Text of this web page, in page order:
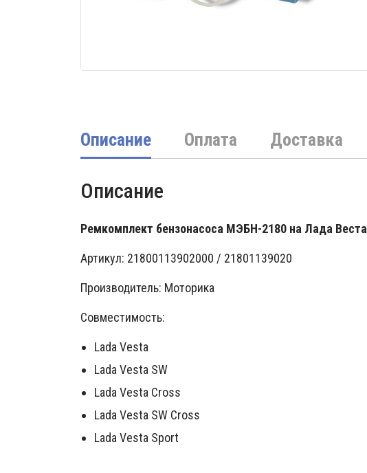
Описание Оплата Доставка
Описание
Ремкомплект бензонасоса МЭБН-2180 на Лада Веста
Артикул: 21800113902000 / 21801139020
Производитель: Моторика
Совместимость:
Lada Vesta
Lada Vesta SW
Lada Vesta Cross
Lada Vesta SW Cross
Lada Vesta Sport